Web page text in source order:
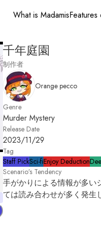
What is MadamisFeatures
千年庭園
制作者
Orange pecco
Genre
Murder Mystery
Release Date
2023/11/29
Tag
Staff PickSci-fiEnjoy Deduction
Scenario’s Tendency
手がかりによる情報が多い
ては読み合わせが多く発生